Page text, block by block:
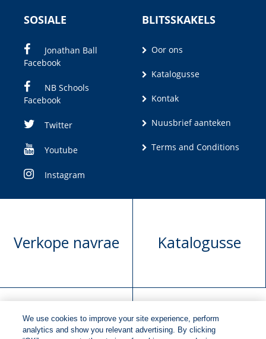
SOSIALE
Jonathan Ball
Facebook
NB Schools
Facebook
Twitter
Youtube
Instagram
BLITSSKAKELS
Oor ons
Katalogusse
Kontak
Nuusbrief aanteken
Terms and Conditions
Verkope navrae Katalogusse
Manuskrip Versoek boekregte
We use cookies to improve your site experience, perform
analytics and show you relevant advertising. By clicking